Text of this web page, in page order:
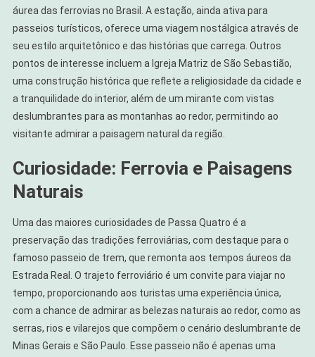
áurea das ferrovias no Brasil. A estação, ainda ativa para
passeios turísticos, oferece uma viagem nostálgica através de
seu estilo arquitetônico e das histórias que carrega. Outros
pontos de interesse incluem a Igreja Matriz de São Sebastião,
uma construção histórica que reflete a religiosidade da cidade e
a tranquilidade do interior, além de um mirante com vistas
deslumbrantes para as montanhas ao redor, permitindo ao
visitante admirar a paisagem natural da região.
Curiosidade: Ferrovia e Paisagens
Naturais
Uma das maiores curiosidades de Passa Quatro é a
preservação das tradições ferroviárias, com destaque para o
famoso passeio de trem, que remonta aos tempos áureos da
Estrada Real. O trajeto ferroviário é um convite para viajar no
tempo, proporcionando aos turistas uma experiência única,
com a chance de admirar as belezas naturais ao redor, como as
serras, rios e vilarejos que compõem o cenário deslumbrante de
Minas Gerais e São Paulo. Esse passeio não é apenas uma